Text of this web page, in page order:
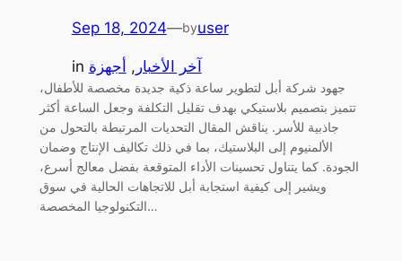
Sep 18, 2024—byuser
in آخر الأخبار , أجهزة
جهود شركة أبل لتطوير ساعة ذكية جديدة مخصصة للأطفال،
تتميز بتصميم بلاستيكي بهدف تقليل التكلفة وجعل الساعة أكثر
جاذبية للأسر. يناقش المقال التحديات المرتبطة بالتحول من
الألمنيوم إلى البلاستيك، بما في ذلك تكاليف الإنتاج وضمان
الجودة. كما يتناول تحسينات الأداء المتوقعة بفضل معالج أسرع،
ويشير إلى كيفية استجابة أبل للاتجاهات الحالية في سوق
التكنولوجيا المخصصة…